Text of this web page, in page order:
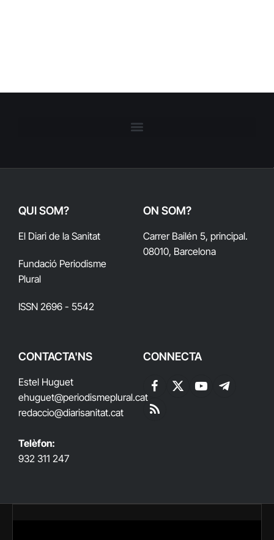
QUI SOM?
El Diari de la Sanitat
Fundació Periodisme
Plural
ISSN 2696 - 5542
ON SOM?
Carrer Bailén 5, principal.
08010, Barcelona
CONTACTA'NS
Estel Huguet
ehuguet@periodismeplural.cat
redaccio@diarisanitat.cat
Telèfon:
932 311 247
CONNECTA
Facebook
X
YouTubeTelegram
RSS